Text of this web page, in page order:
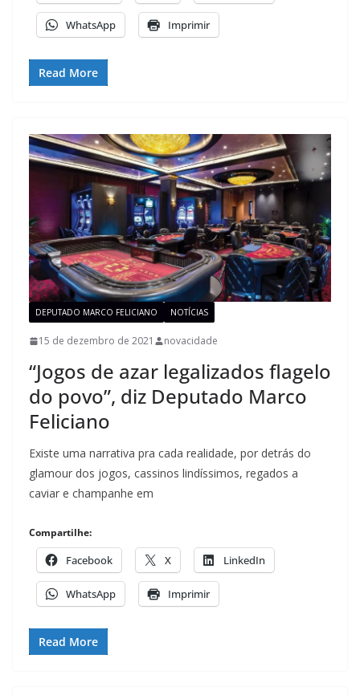
WhatsApp Imprimir
Read More
DEPUTADO MARCO FELICIANO NOTÍCIAS
15 de dezembro de 2021 novacidade
“Jogos de azar legalizados flagelo
do povo”, diz Deputado Marco
Feliciano
Existe uma narrativa pra cada realidade, por detrás do
glamour dos jogos, cassinos lindíssimos, regados a
caviar e champanhe em
Compartilhe:
Facebook X LinkedIn
WhatsApp Imprimir
Read More